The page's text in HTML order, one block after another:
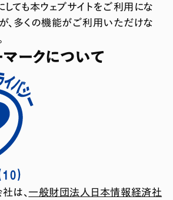
ても本ウェブサイトをご利用にな
、多くの機能がご利用いただけな
マークについて
は、 一般財団法人日本情報経済社